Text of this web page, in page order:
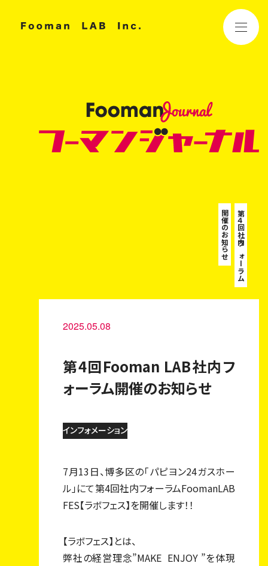
第４回社内フォーラム
開催のお知らせ
2025.05.08
第4回Fooman LAB社内フ
ォーラム開催のお知らせ
インフォメーション
7月13日、博多区の「パピヨン24ガスホー
ル」にて第4回社内フォーラムFoomanLAB
FES【ラボフェス】を開催します！！
【ラボフェス】とは、
弊社の経営理念”MAKE ENJOY ”を体現